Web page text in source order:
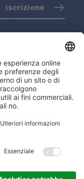
iscrizione